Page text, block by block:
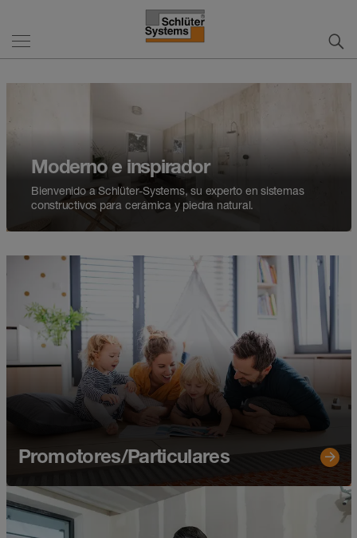
Moderno e inspirador
Bienvenido a Schlüter-Systems, su experto en sistemas
constructivos para cerámica y piedra natural.
Promotores/Particulares